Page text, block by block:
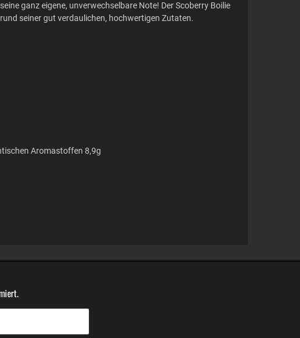
ganz eigene, unverwechselbare Note! Der Scoberry Boilie
seiner gut verdaulichen, hochwertigen Zutaten.
Aromastoffen 8,9g